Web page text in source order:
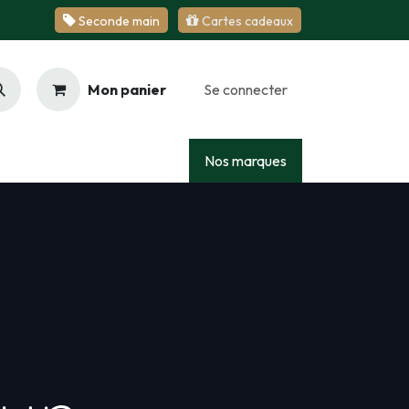
Se​​​​conde ​​​​m​​a​​in Cartes cadeaux
Mon panier Se connecter
Nos marques